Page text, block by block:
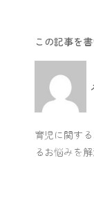
この記事を
育児に関す
るお悩みを